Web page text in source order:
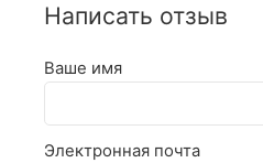
Написать отзыв
Ваше имя
Электронная почта